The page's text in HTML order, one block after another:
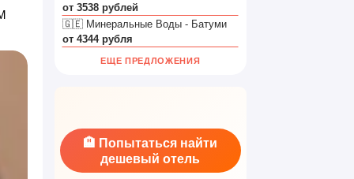
от 3538 рублей
🇬🇪 Минеральные Воды - Батуми
от 4344 рубля
ЕЩЕ ПРЕДЛОЖЕНИЯ
🏨 Попытаться найти
дешевый отель